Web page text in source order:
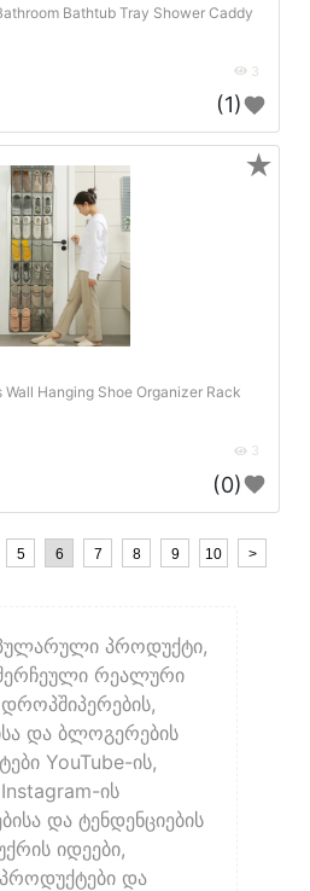
Bathtub Tray Shower Caddy
3
(1)
Hanging Shoe Organizer Rack
3
(0)
★
5 6 7 8 9 10 >
პროდუქტი,
რეალური
და ბლოგერების
YouTube-ის,
ის
და ტენდენციების
იდეები,
და